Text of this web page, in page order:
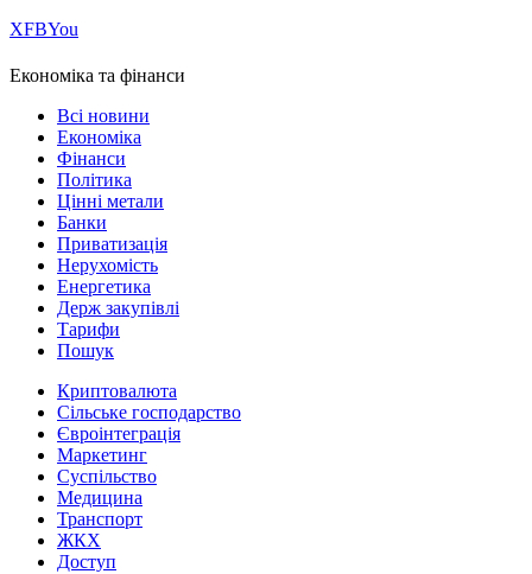
ХFBYou
Економіка та фінанси
Всі новини
Економіка
Фінанси
Політика
Цінні метали
Банки
Приватизація
Нерухомість
Енергетика
Держ закупівлі
Тарифи
Пошук
Криптовалюта
Сільське господарство
Євроінтеграція
Маркетинг
Суспільство
Медицина
Транспорт
ЖКХ
Доступ